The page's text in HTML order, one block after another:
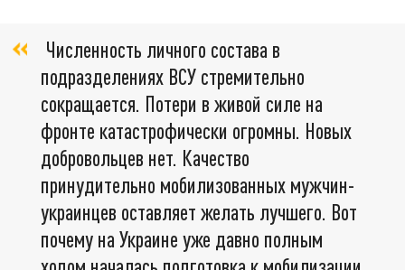
Численность личного состава в
подразделениях ВСУ стремительно
сокращается. Потери в живой силе на
фронте катастрофически огромны. Новых
добровольцев нет. Качество
принудительно мобилизованных мужчин-
украинцев оставляет желать лучшего. Вот
почему на Украине уже давно полным